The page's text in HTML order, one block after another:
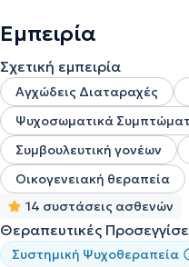
παρουσιάσεις και σεμινάρια
γονεϊκού ρόλου. Στο
και μέσω online συνεδριών,
ζευγάρια και οικογένειες. Η
την υποστήριξη σε δυσκολίες
την διαχείριση του άγχους,
συμπτωμάτων, της απώλειας,
διαπροσωπικών σχέσεων,
γονεϊκότητας, ταυτότητας,
Εμπειρία
Σχετική εμπειρία
Αγχώδεις Διαταραχές
Ψυχοσωματικά
Συμβουλευτική γονέων
Οικογενειακή θεραπεία
14 συστάσεις ασθενών
Θεραπευτικές
Συστημική Ψυχοθεραπεία